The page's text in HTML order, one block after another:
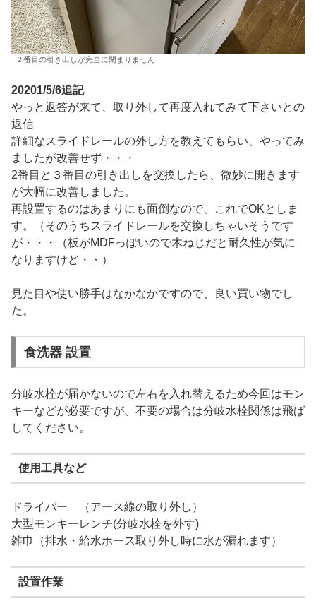
２番目の引き出しが完全に閉まりません
20201/5/6追記
やっと返答が来て、取り外して再度入れてみて下さいとの
返信
詳細なスライドレールの外し方を教えてもらい、やってみ
ましたが改善せず・・・
2番目と３番目の引き出しを交換したら、微妙に開きます
が大幅に改善しました。
再設置するのはあまりにも面倒なので、これでOKとしま
す。（そのうちスライドレールを交換しちゃいそうです
が・・・（板がMDFっぽいので木ねじだと耐久性が気に
なりますけど・・）
見た目や使い勝手はなかなかですので、良い買い物でし
た。
食洗器 設置
分岐水栓が届かないので左右を入れ替えるため今回はモン
キーなどが必要ですが、不要の場合は分岐水栓関係は飛ば
してください。
使用工具など
ドライバー （アース線の取り外し）
大型モンキーレンチ(分岐水栓を外す)
雑巾（排水・給水ホース取り外し時に水が漏れます）
設置作業